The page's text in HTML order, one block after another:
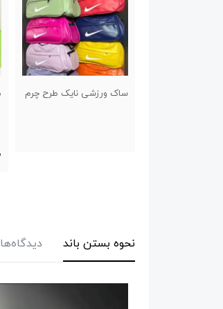
میت بالشتی کانتینری
نحوه بستن باند دیدگاه‌ها